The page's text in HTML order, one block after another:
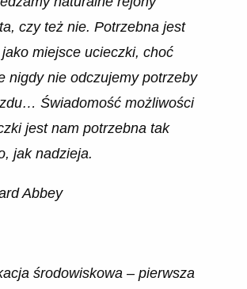
czy też nie. Potrzebna jest
miejsce ucieczki, choć
nigdy nie odczujemy potrzeby
Świadomość możliwości
jest nam potrzebna tak
jak nadzieja.
Abbey
środowiskowa – pierwsza